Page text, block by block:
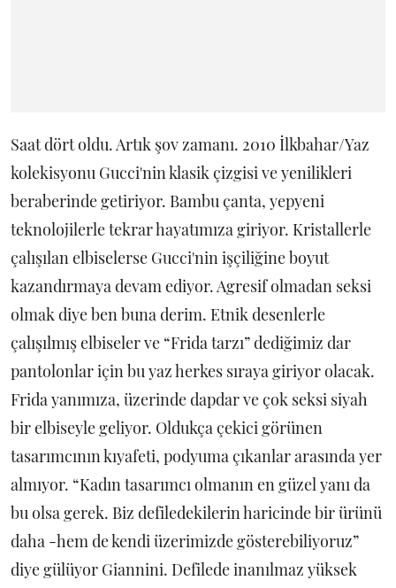
Saat dört oldu. Artık şov zamanı. 2010 İlkbahar/Yaz
kolekisyonu Gucci'nin klasik çizgisi ve yenilikleri
beraberinde getiriyor. Bambu çanta, yepyeni
teknolojilerle tekrar hayatımıza giriyor. Kristallerle
çalışılan elbiselerse Gucci'nin işçiliğine boyut
kazandırmaya devam ediyor. Agresif olmadan seksi
olmak diye ben buna derim. Etnik desenlerle
çalışılmış elbiseler ve “Frida tarzı” dediğimiz dar
pantolonlar için bu yaz herkes sıraya giriyor olacak.
Frida yanımıza, üzerinde dapdar ve çok seksi siyah
bir elbiseyle geliyor. Oldukça çekici görünen
tasarımcının kıyafeti, podyuma çıkanlar arasında yer
almıyor. “Kadın tasarımcı olmanın en güzel yanı da
bu olsa gerek. Biz defiledekilerin haricinde bir ürünü
daha -hem de kendi üzerimizde gösterebiliyoruz”
diye gülüyor Giannini. Defilede inanılmaz yüksek